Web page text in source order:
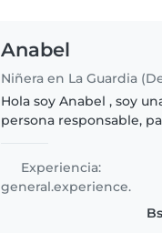
Anabel
Hola soy Anabel , soy
persona responsable,
cuidado infantil. Me gusta
trabajar con niños ,
atención apoyo y un
Experiencia:
general.experience.